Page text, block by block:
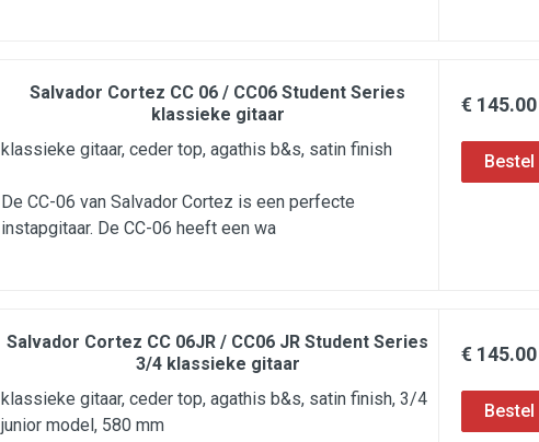
Salvador Cortez CC 06 / CC06 Student Series
klassieke gitaar
klassieke gitaar, ceder top, agathis b&s, satin finish
De CC-06 van Salvador Cortez is een perfecte
instapgitaar. De CC-06 heeft een wa
€ 145.00
Salvador Cortez CC 06JR / CC06 JR Student Series
3/4 klassieke gitaar
klassieke gitaar, ceder top, agathis b&s, satin finish, 3/4
junior model, 580 mm
€ 145.00